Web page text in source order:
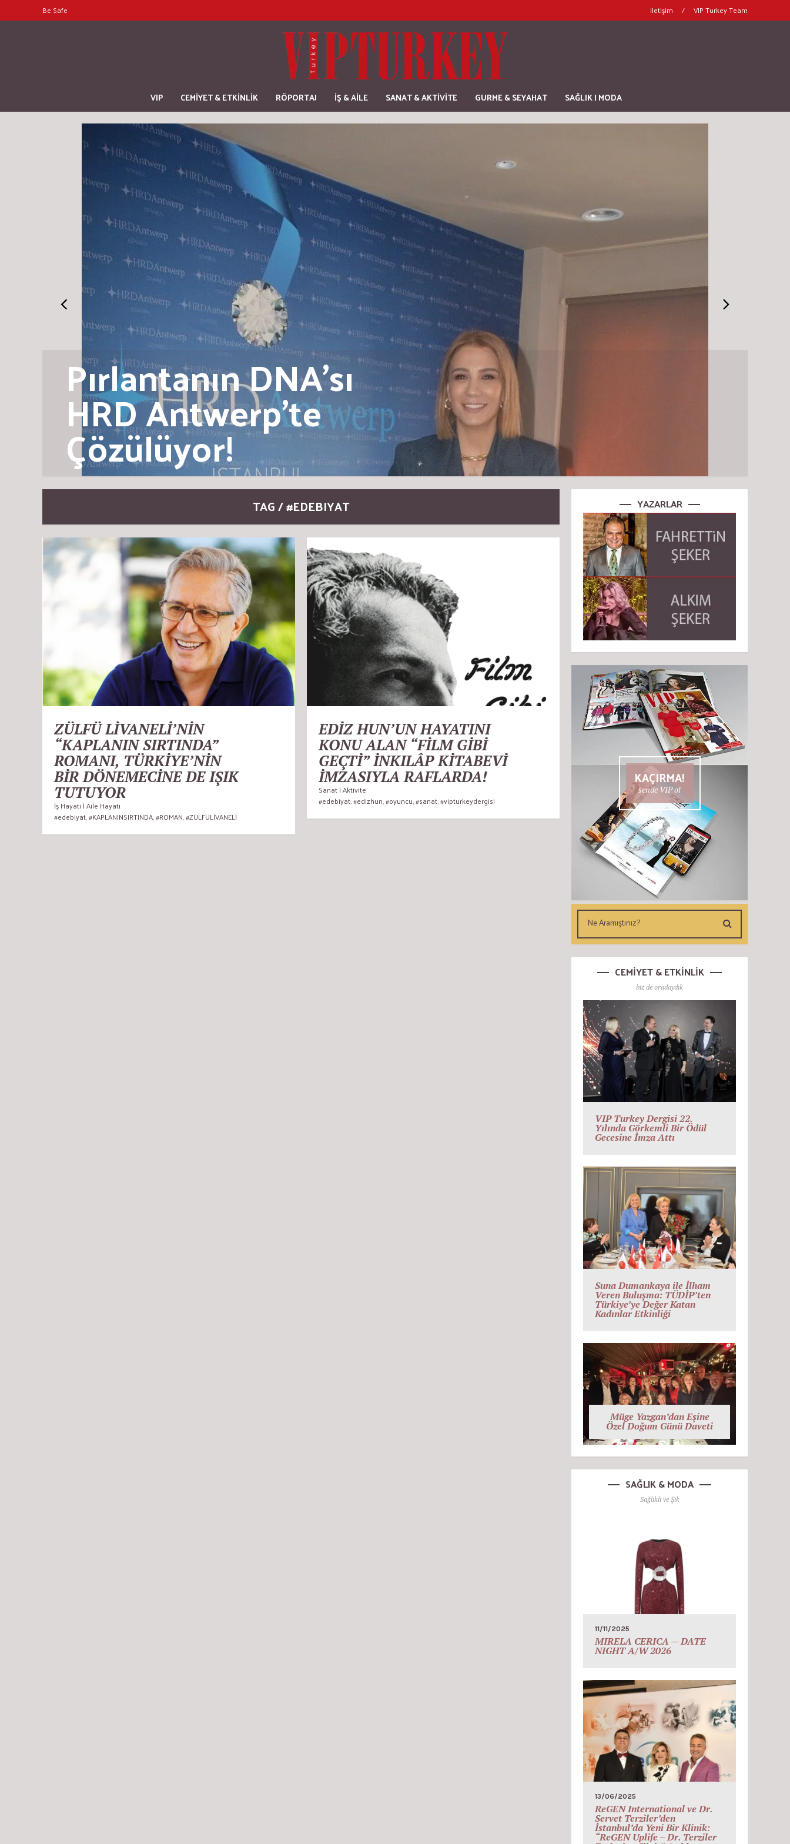
Be Safe iletişim / VIP Turkey Team
VIP CEMİYET & ETKİNLİK RÖPORTAJ İŞ & AİLE SANAT & AKTİVİTE GURME & SEYAHAT SAĞLIK | MODA
Pırlantanın DNA’sı
HRD Antwerp’te
Çözülüyor!
TAG / #EDEBIYAT
ZÜLFÜ LİVANELİ’NİN
“KAPLANIN SIRTINDA”
ROMANI, TÜRKİYE’NİN
BİR DÖNEMECİNE DE IŞIK
TUTUYOR
İş Hayatı | Aile Hayatı
#edebiyat,#KAPLANINSIRTINDA,#ROMAN,#ZÜLFÜLİVANELİ
EDİZ HUN’UN HAYATINI
KONU ALAN “FİLM GİBİ
GEÇTİ” İNKILÂP KİTABEVİ
İMZASIYLA RAFLARDA!
Sanat | Aktivite
#edebiyat,#edizhun,#oyuncu,#sanat,#vipturkeydergisi
YAZARLAR
KAÇIRMA!
sende VIP ol
CEMİYET & ETKİNLİK
biz de oradaydık
VIP Turkey Dergisi 22.
Yılında Görkemli Bir Ödül
Gecesine İmza Attı
Suna Dumankaya ile İlham
Veren Buluşma: TÜDİP’ten
Türkiye’ye Değer Katan
Kadınlar Etkinliği
Müge Yazgan’dan Eşine
Özel Doğum Günü Daveti
SAĞLIK & MODA
Sağlıklı ve Şık
11/11/2025
MIRELA CERICA — DATE
NIGHT A/W 2026
13/06/2025
ReGEN International ve Dr.
Servet Terziler’den
İstanbul’da Yeni Bir Klinik:
“ReGEN Uplife – Dr. Terziler